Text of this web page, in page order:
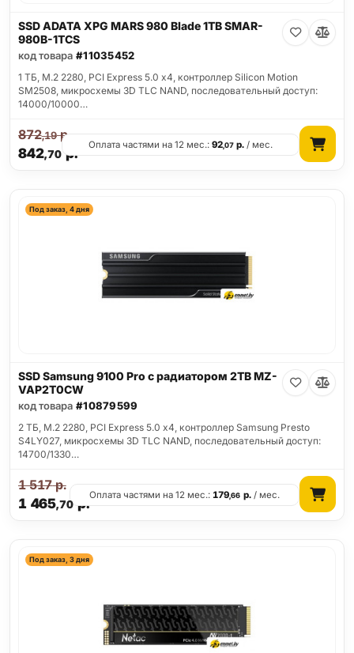
SSD ADATA XPG MARS 980 Blade 1TB SMAR-
980B-1TCS
код товара #11035452
1 ТБ, M.2 2280, PCI Express 5.0 x4, контроллер Silicon Motion
SM2508, микросхемы 3D TLC NAND, последовательный доступ:
14000/10000…
842,70р.
872,19р.
Оплата частями на 12 мес.:92,07 р. / мес.
Под заказ, 4 дня
SSD Samsung 9100 Pro с радиатором 2TB MZ-
VAP2T0CW
код товара #10879599
2 ТБ, M.2 2280, PCI Express 5.0 x4, контроллер Samsung Presto
S4LY027, микросхемы 3D TLC NAND, последовательный доступ:
14700/1330…
1 465,70 р.
1 517р.
Оплата частями на 12 мес.:179,66 р./ мес.
Под заказ, 3 дня